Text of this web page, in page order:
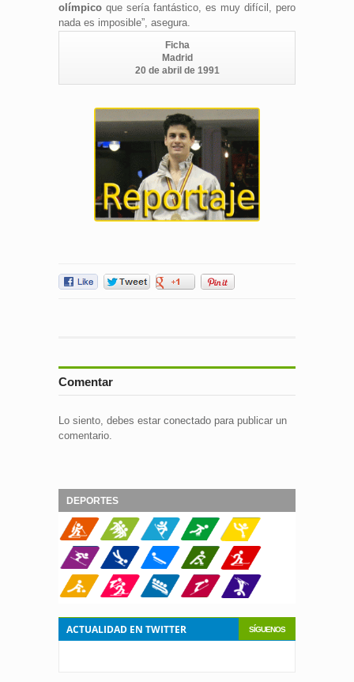
olímpico que sería fantástico, es muy difícil, pero
nada es imposible”, asegura.
Ficha
Madrid
20 de abril de 1991
Comentar
Lo siento, debes estar conectado para publicar un
comentario.
DEPORTES
SÍGUENOS
ACTUALIDAD EN TWITTER